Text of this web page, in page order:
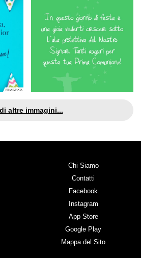
altre immagini...
Chi Siamo
Contatti
Facebook
Instagram
App Store
Google Play
Mappa del Sito